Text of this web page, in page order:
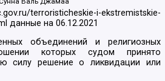
terroristicheskie-i-ekstremistskie-
данные на06.12.2021
объединений и религиозных
которых судом принято
силу решение о ликвидации или